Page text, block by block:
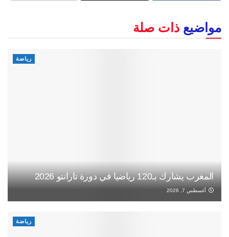
مواضيع ذات صلة
رياضة
المغرب يشارك بـ120 رياضيا في دورة تارانتو 2026
أغسطس 7, 2026
رياضة